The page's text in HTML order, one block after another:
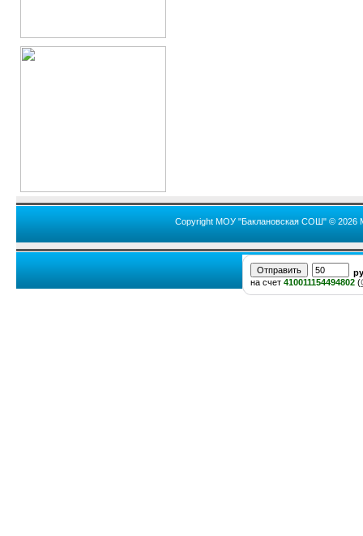
Copyright МОУ "Баклановская СОШ" © 2026
на счет 410011154494802 (